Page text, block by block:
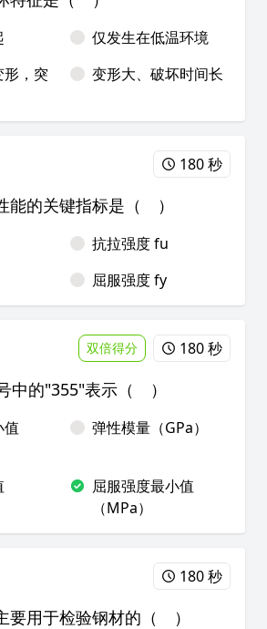
仅发生在低温环境
，突
变形大、破坏时间长
180 秒
能的关键指标是（ ）
抗拉强度 fu
屈服强度 fy
双倍得分 180 秒
中的"355"表示（ ）
值
弹性模量（GPa）
屈服强度最小值
（MPa）
180 秒
要用于检验钢材的（ ）